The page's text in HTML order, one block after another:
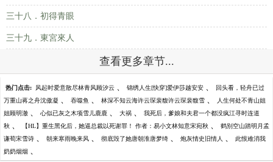
三十八．初得青眼
三十九．東宮來人
查看更多章节...
热门点击: 风起时爱意散尽林青风顾汐云 、 锦绣人生[快穿]爱伊莎越安安 、 回头看，轻舟已过
万重山蒋之舟沈傲凝 、 吞噬鱼 、 林深不知云海许云琛裴馥许云琛裴馥雪 、 人生何处不青山姐
姐顾明澈 、 心似已灰之木项雪儿鹿鹿 、 大祸 、 我死后，爹娘和夫君一个都没疯江寻时连道
秋 、 【HL】重生黑化后，她逼总裁以死谢罪！ 作者：易小文林知意宋宛秋 、 鹤别空山踏明月孟
谦荀宋雪诗 、 朝来寒雨晚来风 、 彻底毁了她唐朝淮唐梦绮 、 炮灰情史旧情人 、 此恨难消我
奶奶烟烟 、